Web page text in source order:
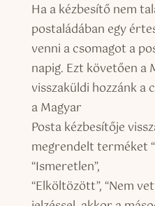
Ha a kézbesítő nem
postaládában egy
venni a csomagot a
napig. Ezt követően a
visszaküldi hozzánk a
a Magyar
Posta kézbesítője
megrendelt terméket
“Ismeretlen”,
“Elköltözött”, “Nem